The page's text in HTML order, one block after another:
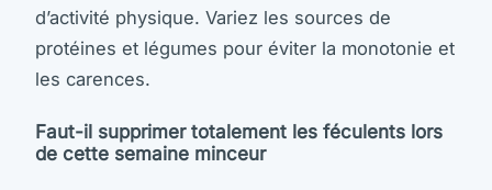
d’activité physique. Variez les sources de
protéines et légumes pour éviter la monotonie et
les carences.
Faut-il supprimer totalement les féculents lors
de cette semaine minceur